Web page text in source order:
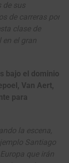
de sus
de carreras por
clase de
en el gran
bajo el dominio
Van Aert,
para
la escena,
Santiago
que irán